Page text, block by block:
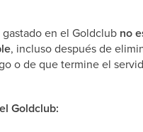
en el Goldclub no
, incluso después de
o de que termine el
Goldclub: